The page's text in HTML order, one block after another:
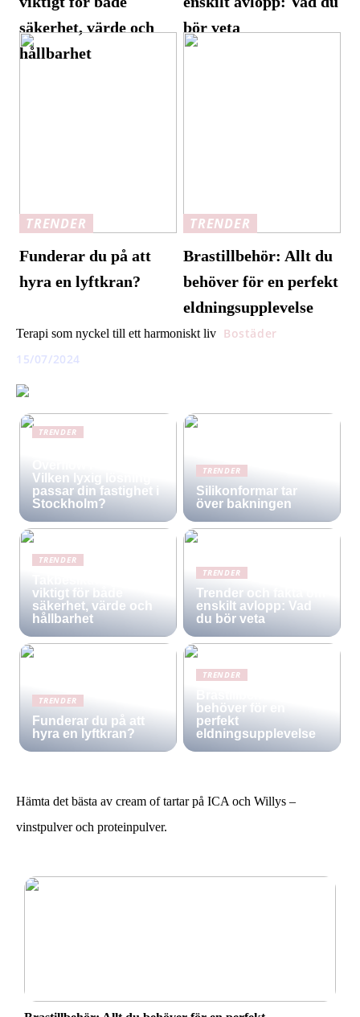
säkerhet, värde och
hållbarhet
bör veta
TRENDER
Funderar du på att
hyra en lyftkran?
TRENDER
Brastillbehör: Allt du
behöver för en perfekt
eldningsupplevelse
Terapi som nyckel till ett harmoniskt liv Bostäder
15/07/2024
TRENDER
Vilken lyxig lösning
passar din fastighet i
Stockholm?
TRENDER
Silikonformar tar
över bakningen
TRENDER
viktigt för både
säkerhet, värde och
hållbarhet
TRENDER
Trender och fakta om
enskilt avlopp: Vad
du bör veta
TRENDER
Funderar du på att
hyra en lyftkran?
TRENDER
behöver för en
perfekt
eldningsupplevelse
Hämta det bästa av cream of tartar på ICA och Willys –
vinstpulver och proteinpulver.